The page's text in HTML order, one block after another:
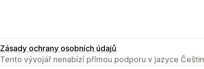
Zásady ochrany osobních údajů
Tento vývojář nenabízí přímou podporu v jazyce